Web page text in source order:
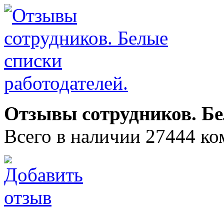
Отзывы сотрудников.
Всего в наличии 27444